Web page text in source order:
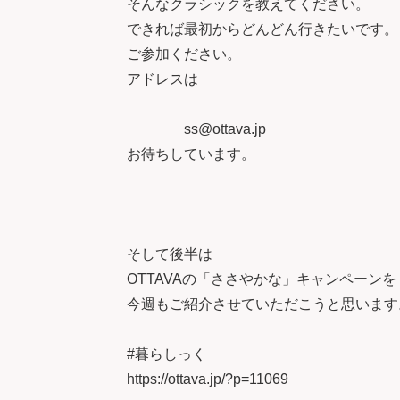
そんなクラシックを教えてください。
できれば最初からどんどん行きたいです。
ご参加ください。
アドレスは
ss@ottava.jp
お待ちしています。
そして後半は
OTTAVAの「ささやかな」キャンペーンを
今週もご紹介させていただこうと思いま
#暮らしっく
https://ottava.jp/?p=11069